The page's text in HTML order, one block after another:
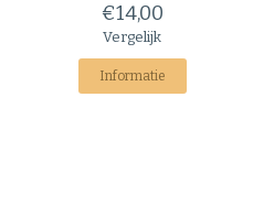
€14,00
Vergelijk
Informatie